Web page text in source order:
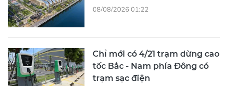
08/08/2026 01:22
Chỉ mới có 4/21 trạm dừng cao
tốc Bắc - Nam phía Đông có
trạm sạc điện